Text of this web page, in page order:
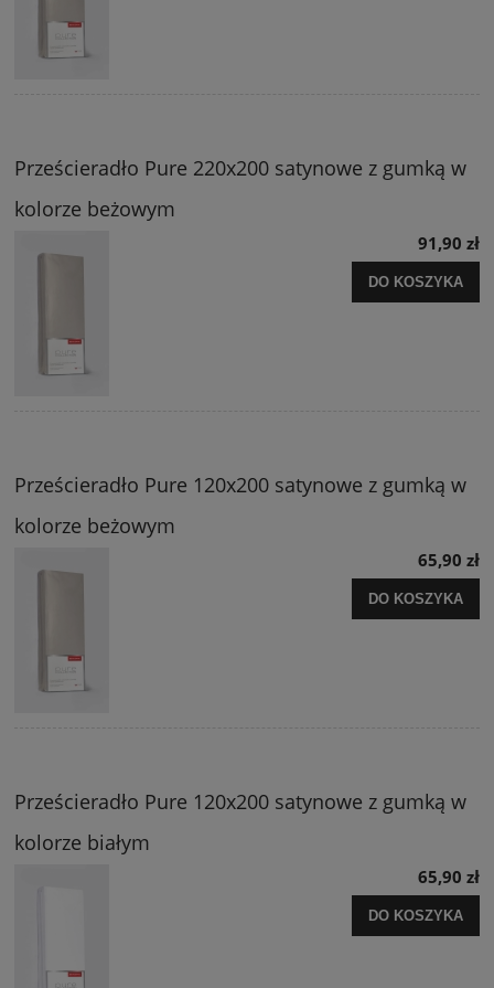
Prześcieradło Pure 220x200 satynowe z gumką w
kolorze beżowym
91,90 zł
DO KOSZYKA
Prześcieradło Pure 120x200 satynowe z gumką w
kolorze beżowym
65,90 zł
DO KOSZYKA
Prześcieradło Pure 120x200 satynowe z gumką w
kolorze białym
65,90 zł
DO KOSZYKA